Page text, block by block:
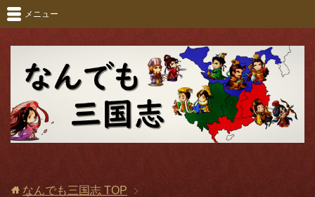
メニュー
なんでも三国志 TOP